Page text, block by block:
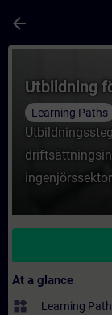
arrow_back
Course -
Utbildning
Learning Paths
At a glance
widgets Learning